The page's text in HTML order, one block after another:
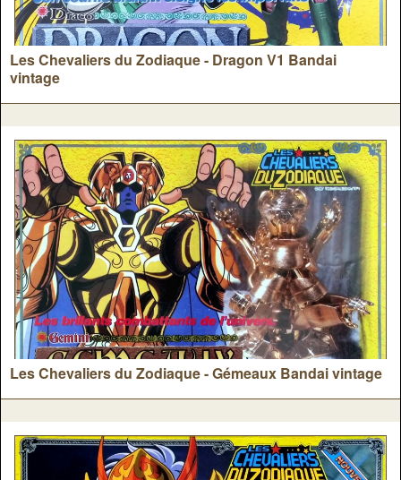
Les Chevaliers du Zodiaque - Dragon V1 Bandai
vintage
Les Chevaliers du Zodiaque - Gémeaux Bandai vintage